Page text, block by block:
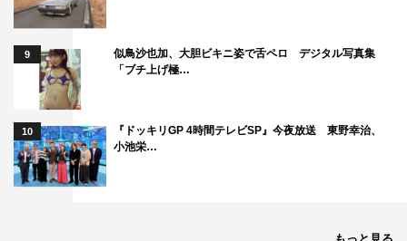
どインタビューも充実
「ボム10月号」
特別定価：本体907円＋税
発売日：2019年9月9日（月）
判型：AB判
電子版：なし
発行所：（株）学研プラス
9
似鳥沙也加、大胆ビキニ姿で舌ペロ デジタル写真集
「ブチ上げ極…
10
『ドッキリGP 4時間テレビSP』今夜放送 東野幸治、
小池栄…